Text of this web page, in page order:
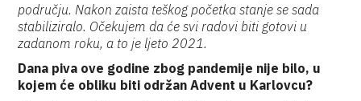
području. Nakon zaista teškog početka stanje se sada
stabiliziralo. Očekujem da će svi radovi biti gotovi u
zadanom roku, a to je ljeto 2021.
Dana piva ove godine zbog pandemije nije bilo, u
kojem će obliku biti održan Advent u Karlovcu?